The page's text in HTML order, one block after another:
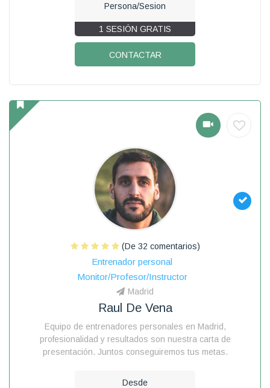
Persona/Sesion
1 SESIÓN GRATIS
CONTACTAR
(De 32 comentarios)
Entrenador personal
Monitor/Profesor/Instructor
Madrid
Raul De Vena
Equipo de entrenadores personales en Madrid,
profesionalidad y resultados son nuestra carta de
presentación. Juntos conseguiremos tus metas.
Desde